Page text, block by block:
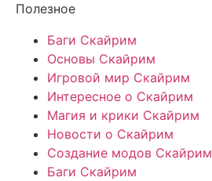
Полезное
Баги Скайрим
Основы Скайрим
Игровой мир Скайрим
Интересное о Скайрим
Магия и крики Скайрим
Новости о Скайрим
Создание модов Скайрим
Баги Скайрим